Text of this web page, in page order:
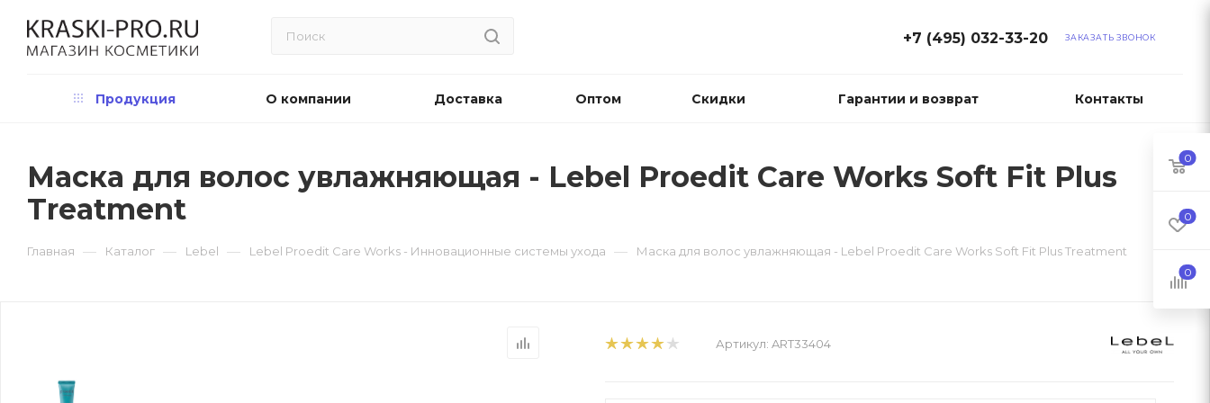
+7 (495) 032-33-20 ЗАКАЗАТЬ ЗВОНОК
Продукция О компании Доставка Оптом Скидки Гарантии и возврат Контакты
Маска для волос увлажняющая - Lebel Proedit Care Works Soft Fit Plus
Treatment
Главная — Каталог — Lebel — Lebel Proedit Care Works - Инновационные системы ухода — Маска для волос увлажняющая - Lebel Proedit Care Works Soft Fit Plus Treatment
Артикул: ART33404
0
0
0